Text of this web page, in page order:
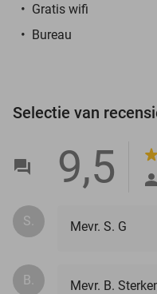
Gratis wifi
Bureau
Selectie van
9,5
S. Mevr. S. G
B. Mevr. B.